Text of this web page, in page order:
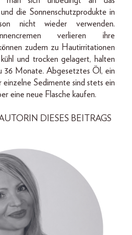
die Sonnenschutzprodukte in
nicht wieder verwenden.
verlieren ihre
zudem zu Hautirritationen
und trocken gelagert, halten
36 Monate. Abgesetztes Öl, ein
Sedimente sind stets ein
eine neue Flasche kaufen.
DIESES BEITRAGS